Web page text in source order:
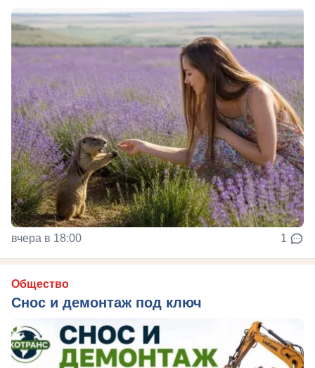
вчера в 18:00 1
Общество
Снос и демонтаж под ключ